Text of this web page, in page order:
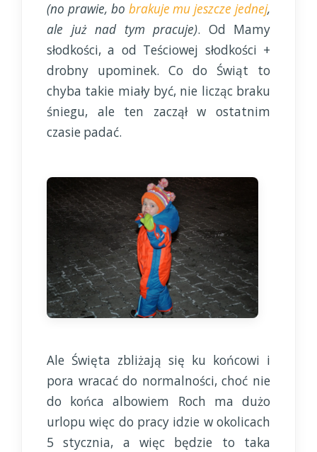
(no prawie, bo brakuje mu jeszcze jednej,
ale już nad tym pracuje). Od Mamy
słodkości, a od Teściowej słodkości +
drobny upominek. Co do Świąt to
chyba takie miały być, nie licząc braku
śniegu, ale ten zaczął w ostatnim
czasie padać.
Ale Święta zbliżają się ku końcowi i
pora wracać do normalności, choć nie
do końca albowiem Roch ma dużo
urlopu więc do pracy idzie w okolicach
5 stycznia, a więc będzie to taka